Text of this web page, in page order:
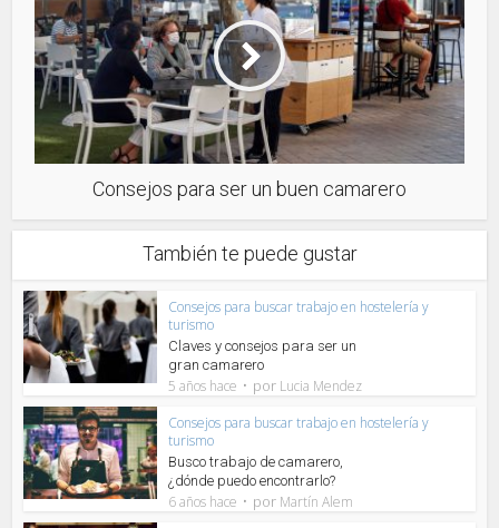
Consejos para ser un buen camarero
También te puede gustar
Consejos para buscar trabajo en hostelería y
turismo
Claves y consejos para ser un
gran camarero
5 años hace por Lucia Mendez
Consejos para buscar trabajo en hostelería y
turismo
Busco trabajo de camarero,
¿dónde puedo encontrarlo?
6 años hace por Martín Alem